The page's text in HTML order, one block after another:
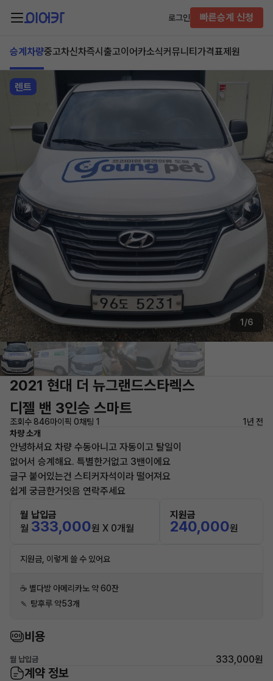
로그인 빠른승계 신청
승계차량중고차신차즉시출고이어카소식커뮤니티 가격표제원
렌트
1/6
2021 현대 더 뉴그랜드스타렉스
디젤 밴 3인승 스마트
조회수 846마이픽 0채팅 1
1년 전
차량 소개
안녕하셔요 차량 수동아니고 자동이고 탈일이
없어서 승계해요. 특별한거없고 3밴이에요
글구 붙어있는건 스티커자석이라 떨어져요
쉽게 궁금한거잇음 연락주세요
월 납입금
월 333,000원 X 0개월
지원금
240,000원
지원금, 이렇게 쓸 수 있어요
☕️ 별다방 아메리카노 약 60잔
🍡 탕후루 약53개
비용
월 납입금 333,000원
계약 정보